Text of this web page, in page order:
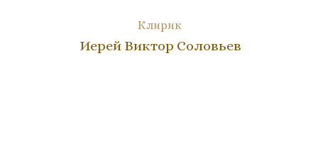
Клирик
Иерей Виктор Соловьев